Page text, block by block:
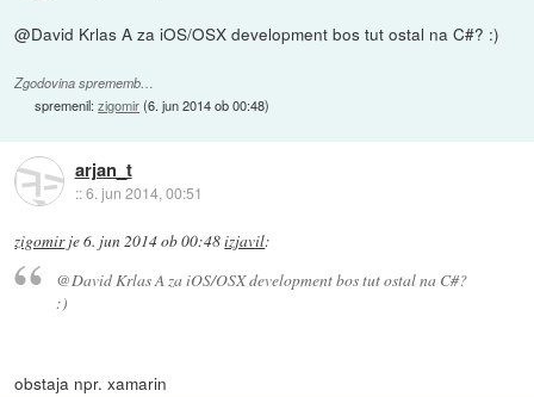
@David Krlas A za iOS/OSX development bos tut ostal na C#? :)
Zgodovina sprememb…
spremenil:zigomir(6. jun 2014 ob 00:48)
arjan_t
::6. jun 2014, 00:51
zigomirje6. jun 2014 ob 00:48izjavil:
@David Krlas A za iOS/OSX development bos tut ostal na C#?
:)
obstaja npr. xamarin